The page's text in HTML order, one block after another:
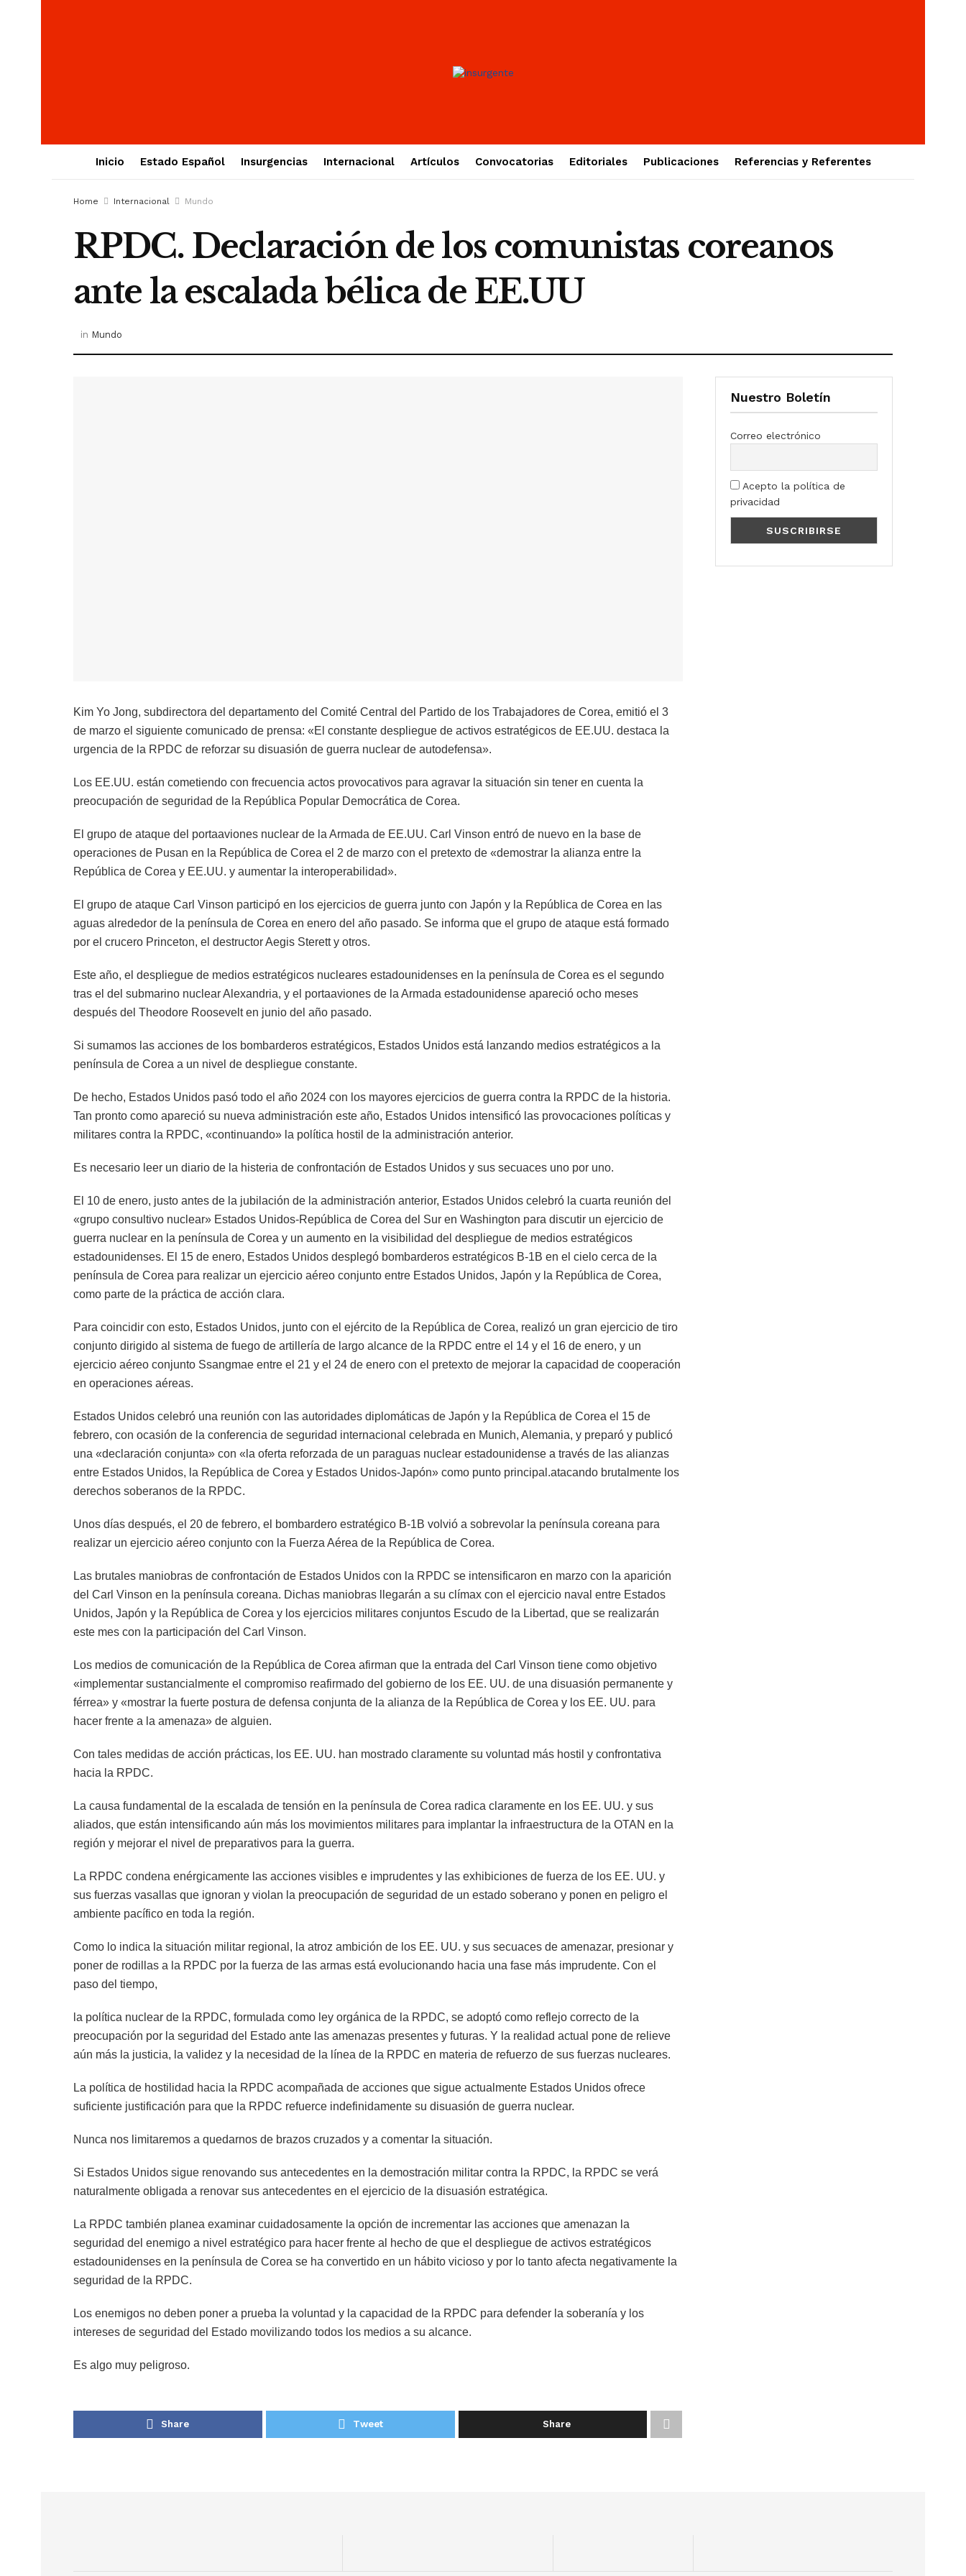
Inicio Estado Español Insurgencias Internacional Artículos Convocatorias Editoriales Publicaciones Referencias y Referentes
Home Internacional Mundo
RPDC. Declaración de los comunistas coreanos
ante la escalada bélica de EE.UU
in Mundo
Kim Yo Jong, subdirectora del departamento del Comité Central del Partido de los Trabajadores de Corea, emitió el 3
de marzo el siguiente comunicado de prensa: «El constante despliegue de activos estratégicos de EE.UU. destaca la
urgencia de la RPDC de reforzar su disuasión de guerra nuclear de autodefensa».
Los EE.UU. están cometiendo con frecuencia actos provocativos para agravar la situación sin tener en cuenta la
preocupación de seguridad de la República Popular Democrática de Corea.
El grupo de ataque del portaaviones nuclear de la Armada de EE.UU. Carl Vinson entró de nuevo en la base de
operaciones de Pusan ​​en la República de Corea el 2 de marzo con el pretexto de «demostrar la alianza entre la
República de Corea y EE.UU. y aumentar la interoperabilidad».
El grupo de ataque Carl Vinson participó en los ejercicios de guerra junto con Japón y la República de Corea en las
aguas alrededor de la península de Corea en enero del año pasado. Se informa que el grupo de ataque está formado
por el crucero Princeton, el destructor Aegis Sterett y otros.
Este año, el despliegue de medios estratégicos nucleares estadounidenses en la península de Corea es el segundo
tras el del submarino nuclear Alexandria, y el portaaviones de la Armada estadounidense apareció ocho meses
después del Theodore Roosevelt en junio del año pasado.
Si sumamos las acciones de los bombarderos estratégicos, Estados Unidos está lanzando medios estratégicos a la
península de Corea a un nivel de despliegue constante.
De hecho, Estados Unidos pasó todo el año 2024 con los mayores ejercicios de guerra contra la RPDC de la historia.
Tan pronto como apareció su nueva administración este año, Estados Unidos intensificó las provocaciones políticas y
militares contra la RPDC, «continuando» la política hostil de la administración anterior.
Es necesario leer un diario de la histeria de confrontación de Estados Unidos y sus secuaces uno por uno.
El 10 de enero, justo antes de la jubilación de la administración anterior, Estados Unidos celebró la cuarta reunión del
«grupo consultivo nuclear» Estados Unidos-República de Corea del Sur en Washington para discutir un ejercicio de
guerra nuclear en la península de Corea y un aumento en la visibilidad del despliegue de medios estratégicos
estadounidenses. El 15 de enero, Estados Unidos desplegó bombarderos estratégicos B-1B en el cielo cerca de la
península de Corea para realizar un ejercicio aéreo conjunto entre Estados Unidos, Japón y la República de Corea,
como parte de la práctica de acción clara.
Para coincidir con esto, Estados Unidos, junto con el ejército de la República de Corea, realizó un gran ejercicio de tiro
conjunto dirigido al sistema de fuego de artillería de largo alcance de la RPDC entre el 14 y el 16 de enero, y un
ejercicio aéreo conjunto Ssangmae entre el 21 y el 24 de enero con el pretexto de mejorar la capacidad de cooperación
en operaciones aéreas.
Estados Unidos celebró una reunión con las autoridades diplomáticas de Japón y la República de Corea el 15 de
febrero, con ocasión de la conferencia de seguridad internacional celebrada en Munich, Alemania, y preparó y publicó
una «declaración conjunta» con «la oferta reforzada de un paraguas nuclear estadounidense a través de las alianzas
entre Estados Unidos, la República de Corea y Estados Unidos-Japón» como punto principal.atacando brutalmente los
derechos soberanos de la RPDC.
Unos días después, el 20 de febrero, el bombardero estratégico B-1B volvió a sobrevolar la península coreana para
realizar un ejercicio aéreo conjunto con la Fuerza Aérea de la República de Corea.
Las brutales maniobras de confrontación de Estados Unidos con la RPDC se intensificaron en marzo con la aparición
del Carl Vinson en la península coreana. Dichas maniobras llegarán a su clímax con el ejercicio naval entre Estados
Unidos, Japón y la República de Corea y los ejercicios militares conjuntos Escudo de la Libertad, que se realizarán
este mes con la participación del Carl Vinson.
Los medios de comunicación de la República de Corea afirman que la entrada del Carl Vinson tiene como objetivo
«implementar sustancialmente el compromiso reafirmado del gobierno de los EE. UU. de una disuasión permanente y
férrea» y «mostrar la fuerte postura de defensa conjunta de la alianza de la República de Corea y los EE. UU. para
hacer frente a la amenaza» de alguien.
Con tales medidas de acción prácticas, los EE. UU. han mostrado claramente su voluntad más hostil y confrontativa
hacia la RPDC.
La causa fundamental de la escalada de tensión en la península de Corea radica claramente en los EE. UU. y sus
aliados, que están intensificando aún más los movimientos militares para implantar la infraestructura de la OTAN en la
región y mejorar el nivel de preparativos para la guerra.
La RPDC condena enérgicamente las acciones visibles e imprudentes y las exhibiciones de fuerza de los EE. UU. y
sus fuerzas vasallas que ignoran y violan la preocupación de seguridad de un estado soberano y ponen en peligro el
ambiente pacífico en toda la región.
Como lo indica la situación militar regional, la atroz ambición de los EE. UU. y sus secuaces de amenazar, presionar y
poner de rodillas a la RPDC por la fuerza de las armas está evolucionando hacia una fase más imprudente. Con el
paso del tiempo,
la política nuclear de la RPDC, formulada como ley orgánica de la RPDC, se adoptó como reflejo correcto de la
preocupación por la seguridad del Estado ante las amenazas presentes y futuras. Y la realidad actual pone de relieve
aún más la justicia, la validez y la necesidad de la línea de la RPDC en materia de refuerzo de sus fuerzas nucleares.
La política de hostilidad hacia la RPDC acompañada de acciones que sigue actualmente Estados Unidos ofrece
suficiente justificación para que la RPDC refuerce indefinidamente su disuasión de guerra nuclear.
Nunca nos limitaremos a quedarnos de brazos cruzados y a comentar la situación.
Si Estados Unidos sigue renovando sus antecedentes en la demostración militar contra la RPDC, la RPDC se verá
naturalmente obligada a renovar sus antecedentes en el ejercicio de la disuasión estratégica.
La RPDC también planea examinar cuidadosamente la opción de incrementar las acciones que amenazan la
seguridad del enemigo a nivel estratégico para hacer frente al hecho de que el despliegue de activos estratégicos
estadounidenses en la península de Corea se ha convertido en un hábito vicioso y por lo tanto afecta negativamente la
seguridad de la RPDC.
Los enemigos no deben poner a prueba la voluntad y la capacidad de la RPDC para defender la soberanía y los
intereses de seguridad del Estado movilizando todos los medios a su alcance.
Es algo muy peligroso.
Share Tweet Share
Nuestro Boletín
Correo electrónico
Acepto la política de
privacidad